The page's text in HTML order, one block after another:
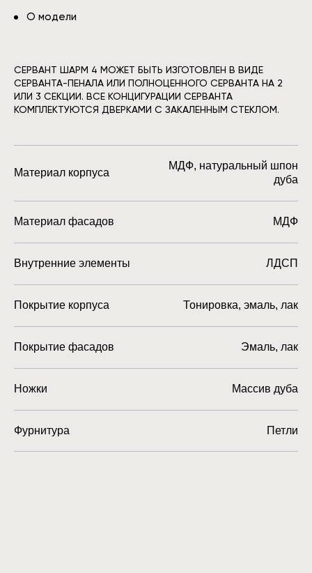
О модели
СЕРВАНТ ШАРМ 4 МОЖЕТ БЫТЬ ИЗГОТОВЛЕН В ВИДЕ
СЕРВАНТА-ПЕНАЛА ИЛИ ПОЛНОЦЕННОГО СЕРВАНТА НА 2
ИЛИ 3 СЕКЦИИ. ВСЕ КОНЦИГУРАЦИИ СЕРВАНТА
КОМПЛЕКТУЮТСЯ ДВЕРКАМИ С ЗАКАЛЕННЫМ СТЕКЛОМ.
Материал корпуса
МДФ, натуральный шпон
дуба
Материал фасадов МДФ
Внутренние элементы ЛДСП
Покрытие корпуса Тонировка, эмаль, лак
Покрытие фасадов Эмаль, лак
Ножки Массив дуба
Фурнитура Петли